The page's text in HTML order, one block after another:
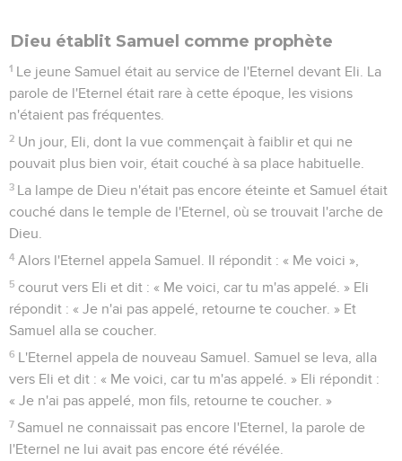
Dieu établit Samuel comme prophète
1 Le jeune Samuel était au service de l'Eternel devant Eli. La
parole de l'Eternel était rare à cette époque, les visions
n'étaient pas fréquentes.
2 Un jour, Eli, dont la vue commençait à faiblir et qui ne
pouvait plus bien voir, était couché à sa place habituelle.
3 La lampe de Dieu n'était pas encore éteinte et Samuel était
couché dans le temple de l'Eternel, où se trouvait l'arche de
Dieu.
4 Alors l'Eternel appela Samuel. Il répondit : « Me voici »,
5 courut vers Eli et dit : « Me voici, car tu m'as appelé. » Eli
répondit : « Je n'ai pas appelé, retourne te coucher. » Et
Samuel alla se coucher.
6 L'Eternel appela de nouveau Samuel. Samuel se leva, alla
vers Eli et dit : « Me voici, car tu m'as appelé. » Eli répondit :
« Je n'ai pas appelé, mon fils, retourne te coucher. »
7 Samuel ne connaissait pas encore l'Eternel, la parole de
l'Eternel ne lui avait pas encore été révélée.